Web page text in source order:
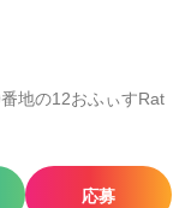
地の12おふぃすRat
応募